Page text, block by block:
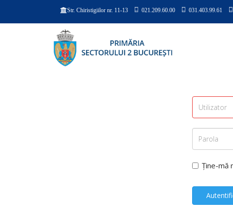
Str. Chiristigiilor nr. 11-13 021.209.60.00 031.403.99.61
Ține-mă